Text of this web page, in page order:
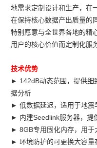
地需求定制设计和生产，在
在保持核心数据产出质量的
特别愿意与全世界各地的精
用户的核心价值而定制化服
技术优势
► 142dB动态范围，提供细
据分析
► 低数据延迟，适用于地震
► 内建Seedlink服务器，提
► 8GB专用固化内存，用于
► 环境防护的可更换大容量